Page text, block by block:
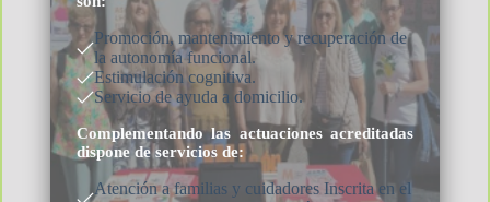
Promoción, mantenimiento y recuperación de
la autonomía funcional.
Estimulación cognitiva.
Servicio de ayuda a domicilio.
Complementando las actuaciones acreditadas
dispone de servicios de:
Atención a familias y cuidadores Inscrita en el